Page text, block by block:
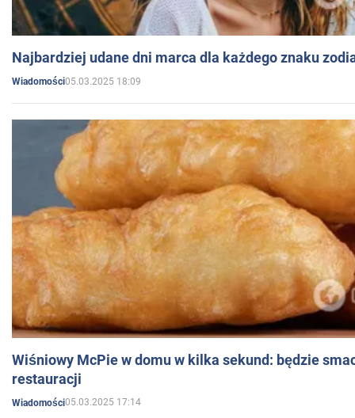
Najbardziej udane dni marca dla każdego znaku
Wiadomości05.03.2025 18:09
Wiśniowy McPie w domu w kilka sekund: będzie
restauracji
Wiadomości05.03.2025 17:14